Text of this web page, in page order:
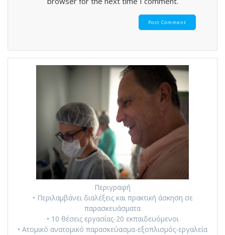
Περιγραφή
• Περιλαμβάνει διαλέξεις και πρακτική άσκηση σε
παρασκευάσματα
• 10 θέσεις εργασίας-20 εκπαιδευόμενοι
• Ατομικό ανατομικό παρασκεύασμα-εξοπλισμός-εργαλεία